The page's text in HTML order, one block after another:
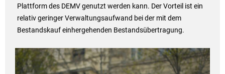
Plattform des DEMV genutzt werden kann. Der Vorteil ist ein
relativ geringer Verwaltungsaufwand bei der mit dem
Bestandskauf einhergehenden Bestandsübertragung.